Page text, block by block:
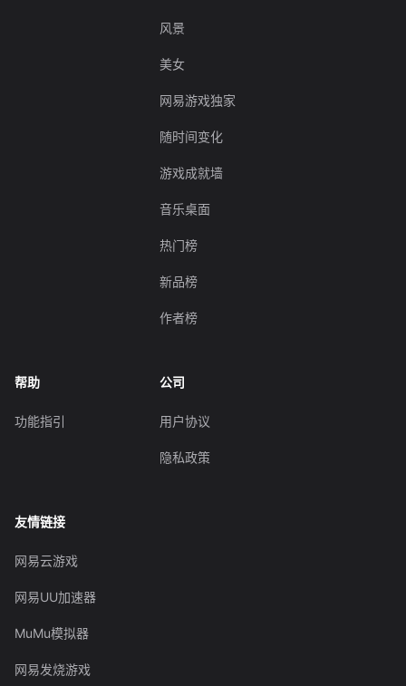
风景
美女
网易游戏独家
随时间变化
游戏成就墙
音乐桌面
热门榜
新品榜
作者榜
帮助
功能指引
公司
用户协议
隐私政策
友情链接
网易云游戏
网易UU加速器
MuMu模拟器
网易发烧游戏